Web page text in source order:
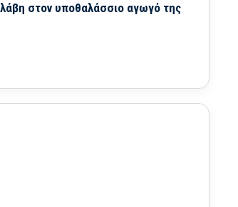
στον υποθαλάσσιο αγωγό της